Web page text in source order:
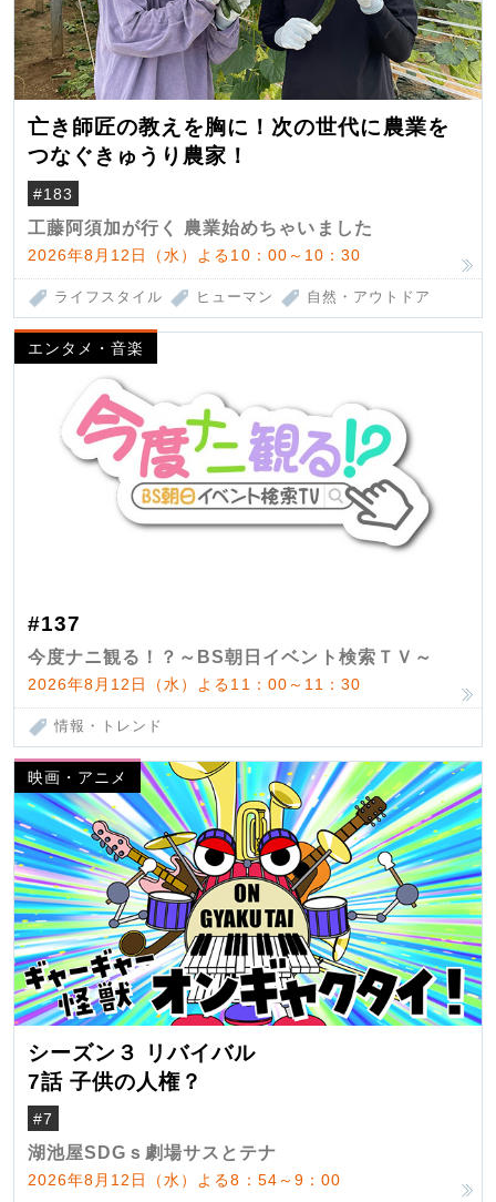
亡き師匠の教えを胸に！次の世代に農業を
つなぐきゅうり農家！
#183
工藤阿須加が行く 農業始めちゃいました
2026年8月12日（水）よる10：00～10：30
ライフスタイル ヒューマン 自然・アウトドア
エンタメ・音楽
#137
今度ナニ観る！？～BS朝日イベント検索ＴＶ～
2026年8月12日（水）よる11：00～11：30
情報・トレンド
映画・アニメ
シーズン３ リバイバル
7話 子供の人権？
#7
湖池屋SDGｓ劇場サスとテナ
2026年8月12日（水）よる8：54～9：00